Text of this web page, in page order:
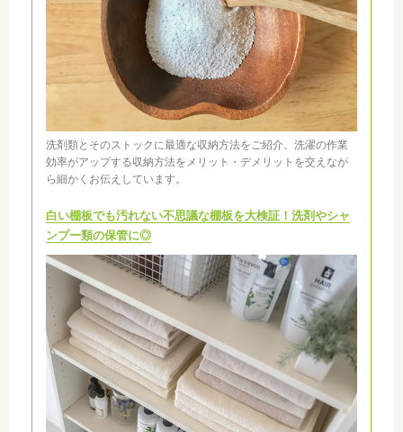
洗剤類とそのストックに最適な収納方法をご紹介。洗濯の作業
効率がアップする収納方法をメリット・デメリットを交えなが
ら細かくお伝えしています。
白い棚板でも汚れない不思議な棚板を大検証！洗剤やシャ
ンプー類の保管に◎